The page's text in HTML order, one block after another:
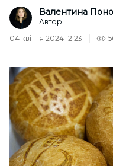
Валентина
Автор
04 квітня 2024 12:23